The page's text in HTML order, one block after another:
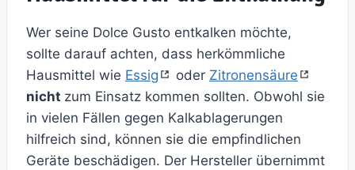
Wer seine Dolce Gusto entkalken möchte,
sollte darauf achten, dass herkömmliche
Hausmittel wie Essig oder Zitronensäure
nicht zum Einsatz kommen sollten. Obwohl sie
in vielen Fällen gegen Kalkablagerungen
hilfreich sind, können sie die empfindlichen
Geräte beschädigen. Der Hersteller übernimmt